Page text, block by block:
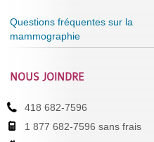
Questions fréquentes sur la
mammographie
NOUS JOINDRE
418 682-7596
1 877 682-7596 sans frais